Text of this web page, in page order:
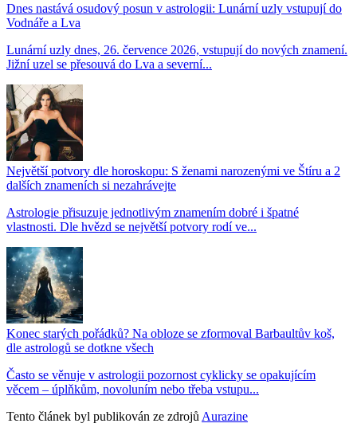
Dnes nastává osudový posun v astrologii: Lunární uzly vstupují do
Vodnáře a Lva
Lunární uzly dnes, 26. července 2026, vstupují do nových znamení.
Jižní uzel se přesouvá do Lva a severní...
Největší potvory dle horoskopu: S ženami narozenými ve Štíru a 2
dalších znameních si nezahrávejte
Astrologie přisuzuje jednotlivým znamením dobré i špatné
vlastnosti. Dle hvězd se největší potvory rodí ve...
Konec starých pořádků? Na obloze se zformoval Barbaultův koš,
dle astrologů se dotkne všech
Často se věnuje v astrologii pozornost cyklicky se opakujícím
věcem – úplňkům, novoluním nebo třeba vstupu...
Tento článek byl publikován ze zdrojů Aurazine